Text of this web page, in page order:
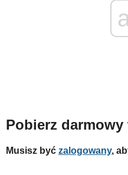
Pobierz darmowy
Musisz być zalogowany,